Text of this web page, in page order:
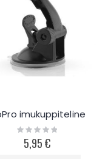
imukuppiteline
Rating:
0%5,95 €